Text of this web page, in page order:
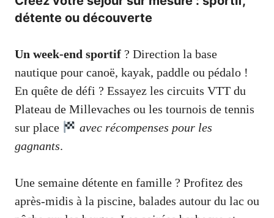
détente ou découverte
Un week-end sportif ? Direction la base
nautique pour canoë, kayak, paddle ou pédalo !
En quête de défi ? Essayez les circuits VTT du
Plateau de Millevaches ou les tournois de tennis
sur place
avec récompenses pour les
gagnants.
Une semaine détente en famille ? Profitez des
après-midis à la piscine, balades autour du lac ou